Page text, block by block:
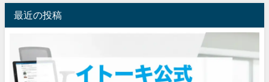
最近の投稿